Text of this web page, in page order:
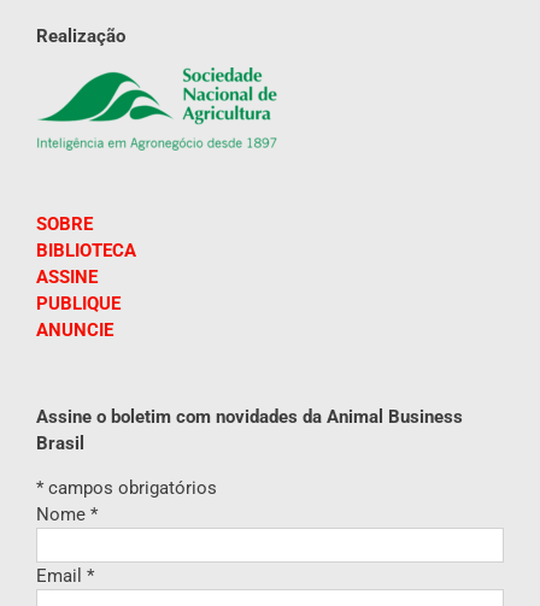
Realização
SOBRE
BIBLIOTECA
ASSINE
PUBLIQUE
ANUNCIE
Assine o boletim com novidades da Animal Business
Brasil
* campos obrigatórios
Nome *
Email *